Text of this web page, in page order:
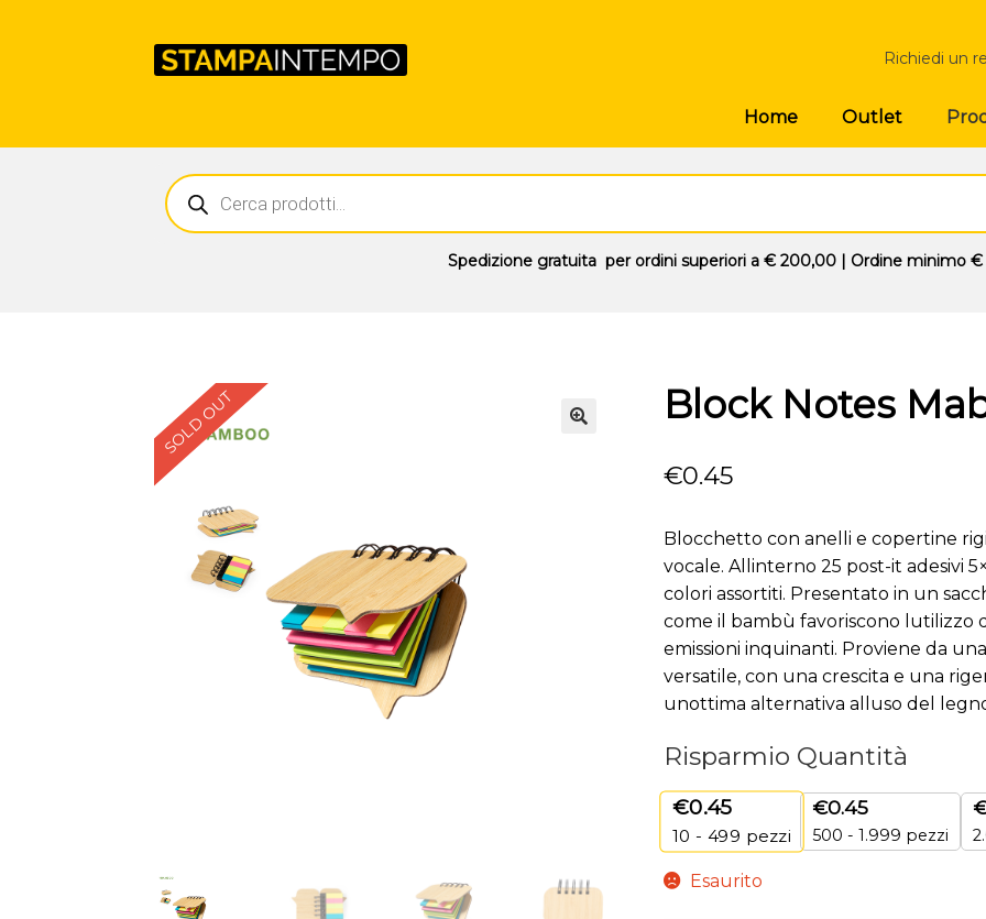
Richiedi un
Home Outlet
Ricerca
prodotti
Spedizione gratuitaper ordini superiori a € 200,00| Ordine minimo €
SOLD OUT Block Notes
€0.45
Blocchetto con anelli e copertine
vocale. Allinterno 25 post-it adesivi
colori assortiti. Presentato in un
come il bambù favoriscono lutilizzo
emissioni inquinanti. Proviene da
versatile, con una crescita e una
unottima alternativa alluso del
Risparmio Quantità
€0.45
10 - 499 pezzi
€0.45
500 - 1.999 pezzi
Esaurito